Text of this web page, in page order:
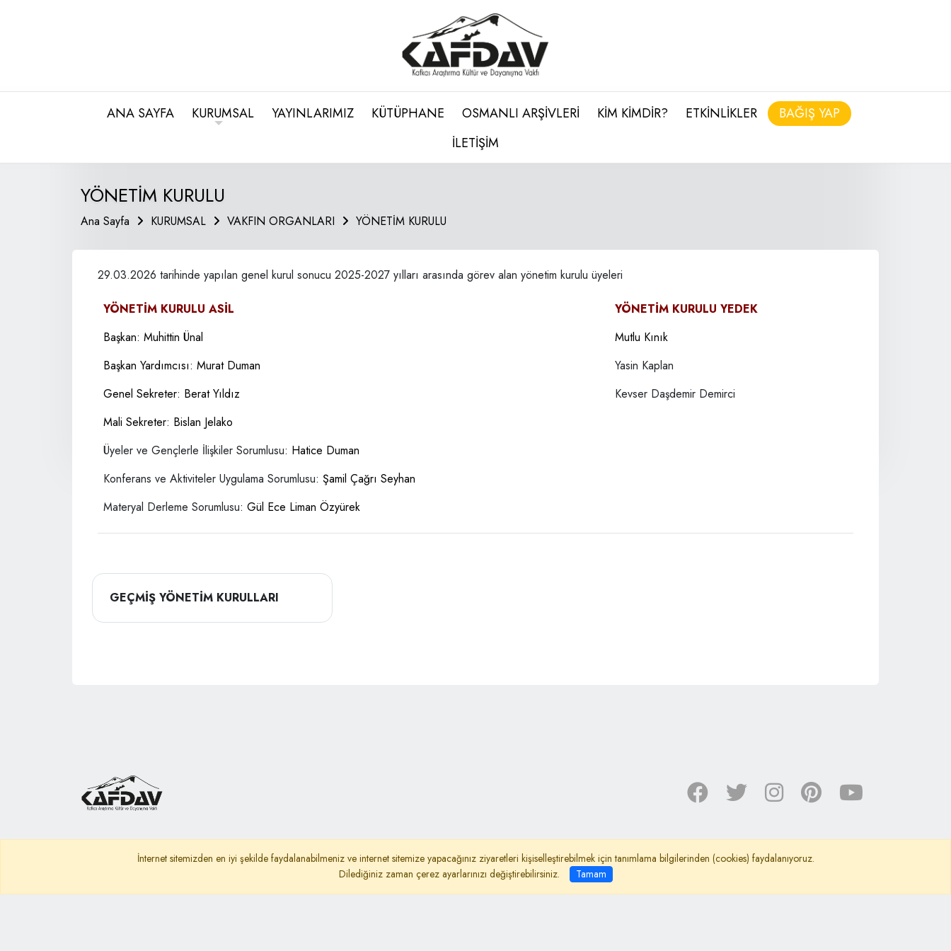
ANA SAYFA KURUMSAL YAYINLARIMIZ KÜTÜPHANE OSMANLI ARŞİVLERİ KİM KİMDİR? ETKİNLİKLER
BAĞIŞ YAP
İLETİŞİM
YÖNETİM KURULU
Ana Sayfa KURUMSAL VAKFIN ORGANLARI YÖNETİM KURULU
29.03.2026 tarihinde yapılan genel kurul sonucu 2025-2027 yılları arasında görev alan yönetim kurulu üyeleri
YÖNETİM KURULU ASİL
Başkan: Muhittin Ünal
Başkan Yardımcısı: Murat Duman
Genel Sekreter: Berat Yıldız
Mali Sekreter: Bislan Jelako
Üyeler ve Gençlerle İlişkiler Sorumlusu: Hatice Duman
Konferans ve Aktiviteler Uygulama Sorumlusu: Şamil Çağrı Seyhan
Materyal Derleme Sorumlusu: Gül Ece Liman Özyürek
YÖNETİM KURULU YEDEK
Mutlu Kınık
Yasin Kaplan
Kevser Daşdemir Demirci
GEÇMİŞ YÖNETİM KURULLARI
Ana Sayfa Gizlilik Politikası KVKK Aydınlatma Metni İletişim ©Kafkas Araştırma Kültür ve Dayanışma Vakfı
İnternet sitemizden en iyi şekilde faydalanabilmeniz ve internet sitemize yapacağınız ziyaretleri kişiselleştirebilmek için tanımlama bilgilerinden (cookies) faydalanıyoruz.
Dilediğiniz zaman çerez ayarlarınızı değiştirebilirsiniz.
Tamam